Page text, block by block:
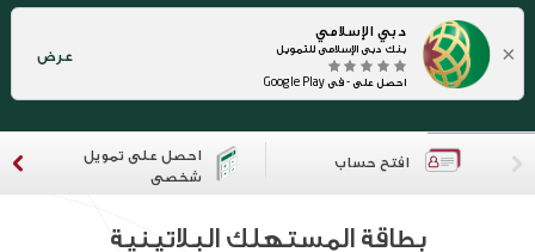
×
دبي الإسلامي
بنك دبي الإسلامي للتمويل
احصل على - في Google Play
عرض
افتح حساب
احصل على تمويل
شخصي
بطاقة المستهلك البلاتينية